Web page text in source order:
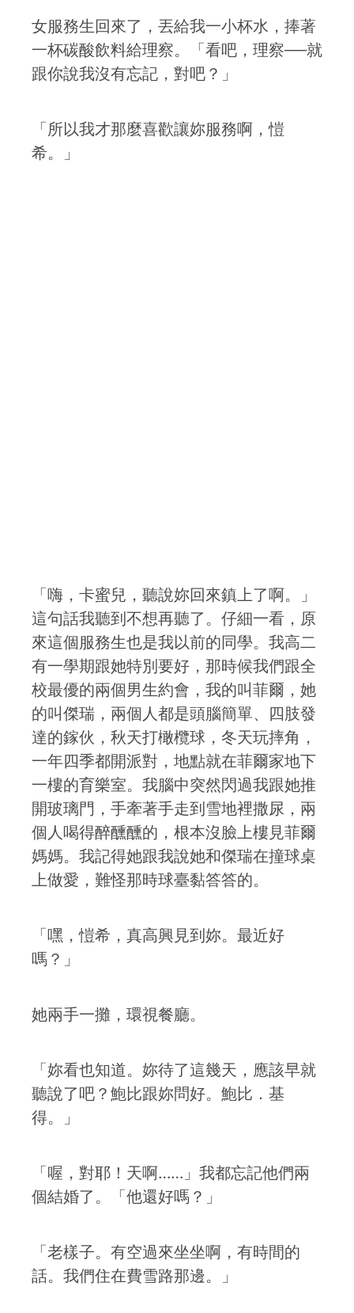
女服務生回來了，丟給我一小杯水，捧著
一杯碳酸飲料給理察。「看吧，理察──就
跟你說我沒有忘記，對吧？」
「所以我才那麼喜歡讓妳服務啊，愷
希。」
「嗨，卡蜜兒，聽說妳回來鎮上了啊。」
這句話我聽到不想再聽了。仔細一看，原
來這個服務生也是我以前的同學。我高二
有一學期跟她特別要好，那時候我們跟全
校最優的兩個男生約會，我的叫菲爾，她
的叫傑瑞，兩個人都是頭腦簡單、四肢發
達的鎵伙，秋天打橄欖球，冬天玩摔角，
一年四季都開派對，地點就在菲爾家地下
一樓的育樂室。我腦中突然閃過我跟她推
開玻璃門，手牽著手走到雪地裡撒尿，兩
個人喝得醉醺醺的，根本沒臉上樓見菲爾
媽媽。我記得她跟我說她和傑瑞在撞球桌
上做愛，難怪那時球臺黏答答的。
「嘿，愷希，真高興見到妳。最近好
嗎？」
她兩手一攤，環視餐廳。
「妳看也知道。妳待了這幾天，應該早就
聽說了吧？鮑比跟妳問好。鮑比．基
得。」
「喔，對耶！天啊……」我都忘記他們兩
個結婚了。「他還好嗎？」
「老樣子。有空過來坐坐啊，有時間的
話。我們住在費雪路那邊。」